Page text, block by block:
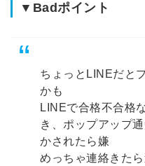
▼Badポイント
ちょっとLINEだと
かも
LINEで合格不合格
き、ポップアップ
かされたら嫌
めっちゃ連絡きた